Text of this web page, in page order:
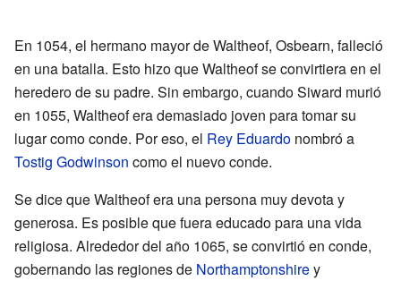
En 1054, el hermano mayor de Waltheof, Osbearn, falleció
en una batalla. Esto hizo que Waltheof se convirtiera en el
heredero de su padre. Sin embargo, cuando Siward murió
en 1055, Waltheof era demasiado joven para tomar su
lugar como conde. Por eso, el Rey Eduardo nombró a
Tostig Godwinson como el nuevo conde.
Se dice que Waltheof era una persona muy devota y
generosa. Es posible que fuera educado para una vida
religiosa. Alrededor del año 1065, se convirtió en conde,
gobernando las regiones de Northamptonshirey